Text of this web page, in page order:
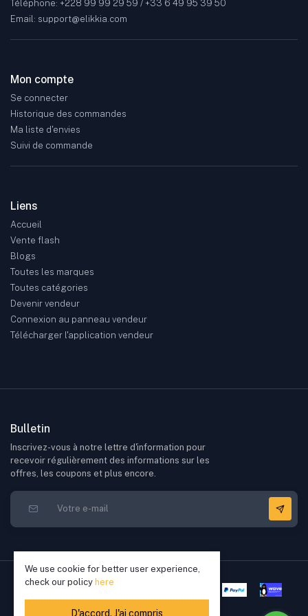
Téléphone: +228 99 99 29 59 / +33 6 49 95 39 50
Email: support@elikkia.com
Mon compte
Se connecter
Historique des commandes
Ma liste d'envies
Suivi de commande
Liens
Accueil
Vente flash
Blogs
Toutes les marques
Toutes catégories
Devenir vendeur
Connexion au panneau vendeur
Télécharger l'application vendeur
Bulletin
Inscrivez-vous à notre lettre d'information pour
recevoir régulièrement des informations sur les
offres, les coupons et plus encore.
We use cookie for better user experience,
check our policy here
D'accord. J'ai compris